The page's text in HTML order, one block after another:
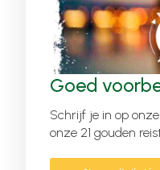
Goed
Schrijf je in op
onze 21 gouden